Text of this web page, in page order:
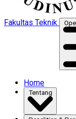
Fakultas Teknik
Home